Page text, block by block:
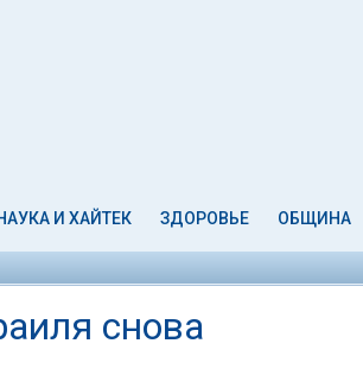
И ХАЙТЕК ЗДОРОВЬЕ ОБЩИНА
снова